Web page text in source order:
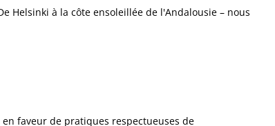
Helsinki à la côte ensoleillée de l'Andalousie – nous
faveur de pratiques respectueuses de